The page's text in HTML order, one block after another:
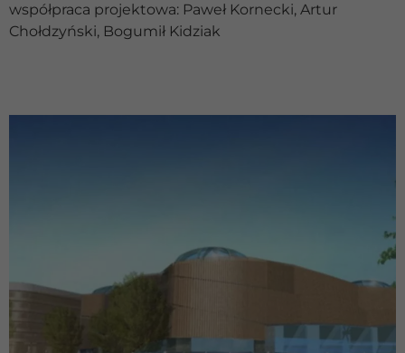
współpraca projektowa: Paweł Kornecki, Artur
Chołdzyński, Bogumił Kidziak